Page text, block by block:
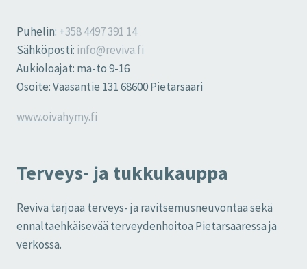
Puhelin: +358 4497 391 14
Sähköposti: info@reviva.fi
Aukioloajat: ma-to 9-16
Osoite: Vaasantie 131 68600 Pietarsaari
www.oivahymy.fi
Terveys- ja tukkukauppa
Reviva tarjoaa terveys- ja ravitsemusneuvontaa sekä
ennaltaehkäisevää terveydenhoitoa Pietarsaaressa ja
verkossa.